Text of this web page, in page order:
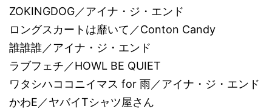
ZOKINGDOG／アイナ・ジ・エンド
ロングスカートは靡いて／Conton Candy
誰誰誰／アイナ・ジ・エンド
ラブフェチ／HOWL BE QUIET
ワタシハココニイマス for 雨／アイナ・ジ・エンド
かわE／ヤバイTシャツ屋さん